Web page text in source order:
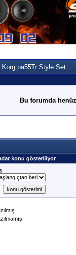
Korg pa55Tr Style Set
Bu forumda
konu gösteriliyor